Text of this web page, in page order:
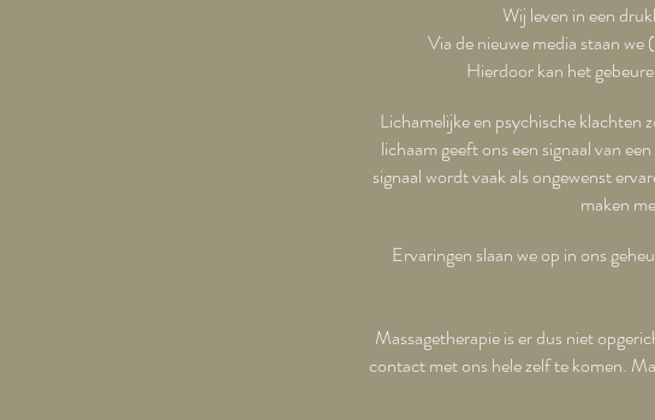
Wij leven in een
Via de nieuwe media staan
Hierdoor kan het
Lichamelijke en psychische klachten
lichaam geeft ons een signaal van
signaal wordt vaak als ongewenst
maken
Ervaringen slaan we op in ons
Massagetherapie is er dus niet
contact met ons hele zelf te komen.